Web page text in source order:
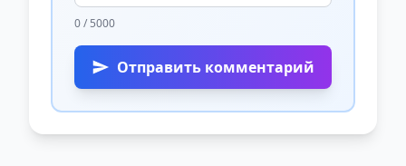
0 / 5000
Отправить комментарий